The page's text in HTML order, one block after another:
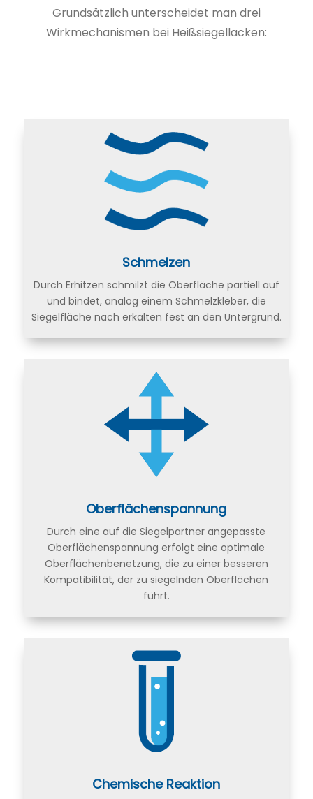
Grundsätzlich unterscheidet man drei
Wirkmechanismen bei Heißsiegellacken:
Schmelzen
Durch Erhitzen schmilzt die Oberfläche partiell auf
und bindet, analog einem Schmelzkleber, die
Siegelfläche nach erkalten fest an den Untergrund.
Oberflächenspannung
Durch eine auf die Siegelpartner angepasste
Oberflächenspannung erfolgt eine optimale
Oberflächenbenetzung, die zu einer besseren
Kompatibilität, der zu siegelnden Oberflächen
führt.
Chemische Reaktion